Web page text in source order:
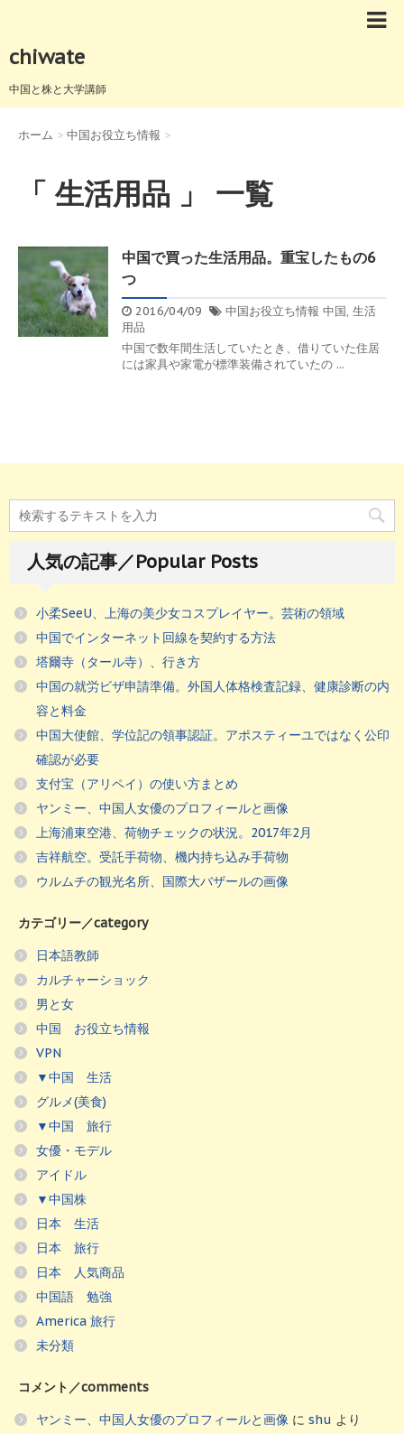
chiwate
中国と株と大学講師
ホーム > 中国お役立ち情報 >
「 生活用品 」 一覧
中国で買った生活用品。重宝したもの6
つ
2016/04/09 中国お役立ち情報 中国, 生活
用品
中国で数年間生活していたとき、借りていた住居
には家具や家電が標準装備されていたの ...
人気の記事／Popular Posts
小柔SeeU、上海の美少女コスプレイヤー。芸術の領域
中国でインターネット回線を契約する方法
塔爾寺（タール寺）、行き方
中国の就労ビザ申請準備。外国人体格検査記録、健康診断の内
容と料金
中国大使館、学位記の領事認証。アポスティーユではなく公印
確認が必要
支付宝（アリペイ）の使い方まとめ
ヤンミー、中国人女優のプロフィールと画像
上海浦東空港、荷物チェックの状況。2017年2月
吉祥航空。受託手荷物、機内持ち込み手荷物
ウルムチの観光名所、国際大バザールの画像
カテゴリー／category
日本語教師
カルチャーショック
男と女
中国 お役立ち情報
VPN
▼中国 生活
グルメ(美食)
▼中国 旅行
女優・モデル
アイドル
▼中国株
日本 生活
日本 旅行
日本 人気商品
中国語 勉強
America 旅行
未分類
コメント／comments
ヤンミー、中国人女優のプロフィールと画像 に shu より